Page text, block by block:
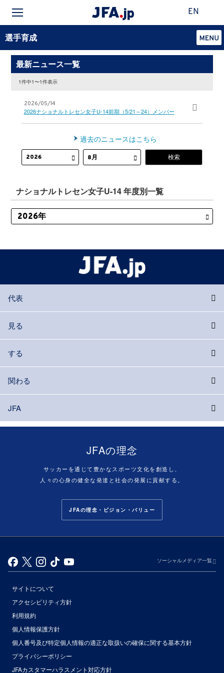
EN
選手育成
最新ニュース一覧
1件中1〜1件表示
2026/05/14
2026ナショナルトレセン女子U-14前期（5/21～24）メンバー
過去のニュースはこちら
ナショナルトレセン女子U-14 年度別一覧
代表
見る
する
関わる
JFA
JFAの理念
サッカーを通じて豊かなスポーツ文化を創造し、
人々の心身の健全な発達と社会の発展に貢献する。
JFAの理念・ビジョン・バリュー
ソーシャルメディア一覧
サイトについて
アクセシビリティ方針
利用規約
個人情報保護方針
個人番号及び特定個人情報の適正な取扱いの確保に関する基本方針
プライバシーポリシー
JFAカスタマーハラスメント対応方針